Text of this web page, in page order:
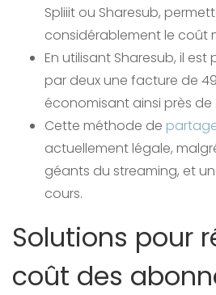
Spliiit ou Sharesub,
considérablement le coût
En utilisant Sharesub, il est
par deux une facture de
économisant ainsi près de
Cette méthode de
actuellement légale,
géants du streaming, et
cours.
Solutions pour
coût des